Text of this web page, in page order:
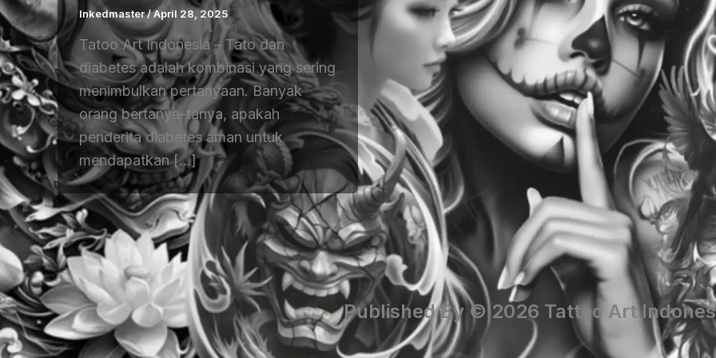
Inkedmaster/April 28, 2025
Tatoo Art Indonesia – Tato dan
diabetes adalah kombinasi yang sering
menimbulkan pertanyaan. Banyak
orang bertanya-tanya, apakah
penderita diabetes aman untuk
mendapatkan […]
Published By © 2026 Tattoo Art